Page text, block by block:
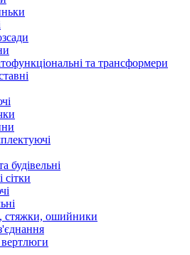
та трансформери
будівельні
сітки
стяжки, ошийники